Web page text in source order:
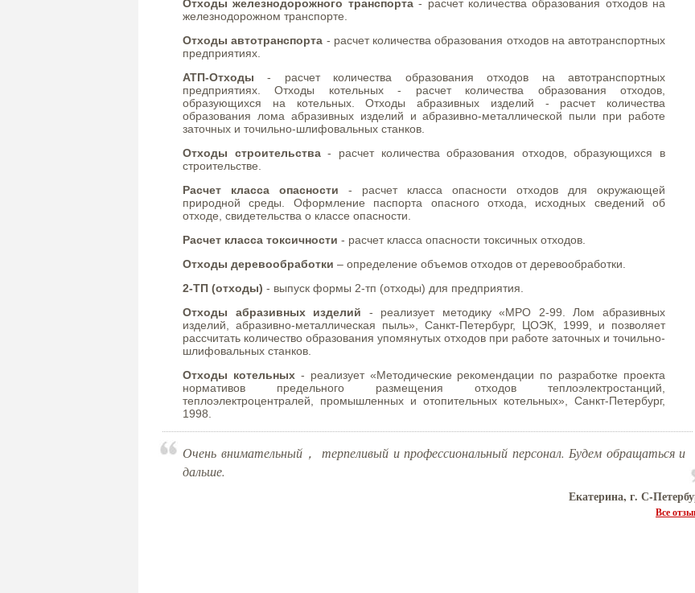
Отходы железнодорожного транспорта- расчет количества образования отходов на
железнодорожном транспорте.
Отходы автотранспорта - расчет количества образования отходов на автотранспортных
предприятиях.
АТП-Отходы - расчет количества образования отходов на автотранспортных
предприятиях. Отходы котельных - расчет количества образования отходов,
образующихся на котельных. Отходы абразивных изделий - расчет количества
образования лома абразивных изделий и абразивно-металлической пыли при работе
заточных и точильно-шлифовальных станков.
Отходы строительства- расчет количества образования отходов, образующихся в
строительстве.
Расчет класса опасности - расчет класса опасности отходов для окружающей
природной среды. Оформление паспорта опасного отхода, исходных сведений об
отходе, свидетельства о классе опасности.
Расчет класса токсичности - расчет класса опасности токсичных отходов.
Отходы деревообработки – определение объемов отходов от деревообработки.
2-ТП (отходы) - выпуск формы 2-тп (отходы) для предприятия.
Отходы абразивных изделий - реализует методику «МРО 2-99. Лом абразивных
изделий, абразивно-металлическая пыль», Санкт-Петербург, ЦОЭК, 1999, и позволяет
рассчитать количество образования упомянутых отходов при работе заточных и точильно-
шлифовальных станков.
Отходы котельных- реализует «Методические рекомендации по разработке проекта
нормативов предельного размещения отходов теплоэлектростанций,
теплоэлектроцентралей, промышленных и отопительных котельных», Санкт-Петербург,
1998.
Очень внимательный， терпеливый и профессиональный персонал. Будем обращаться и
дальше.
Екатерина, г. С-
Все